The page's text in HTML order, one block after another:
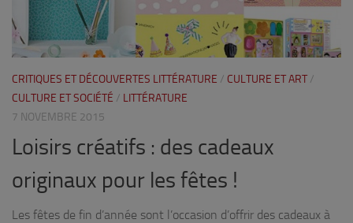
CRITIQUES ET DÉCOUVERTES LITTÉRATURE / CULTURE ET ART /
CULTURE ET SOCIÉTÉ / LITTÉRATURE
7 NOVEMBRE 2015
Loisirs créatifs : des cadeaux
originaux pour les fêtes !
Les fêtes de fin d’année sont l’occasion d’offrir des cadeaux à